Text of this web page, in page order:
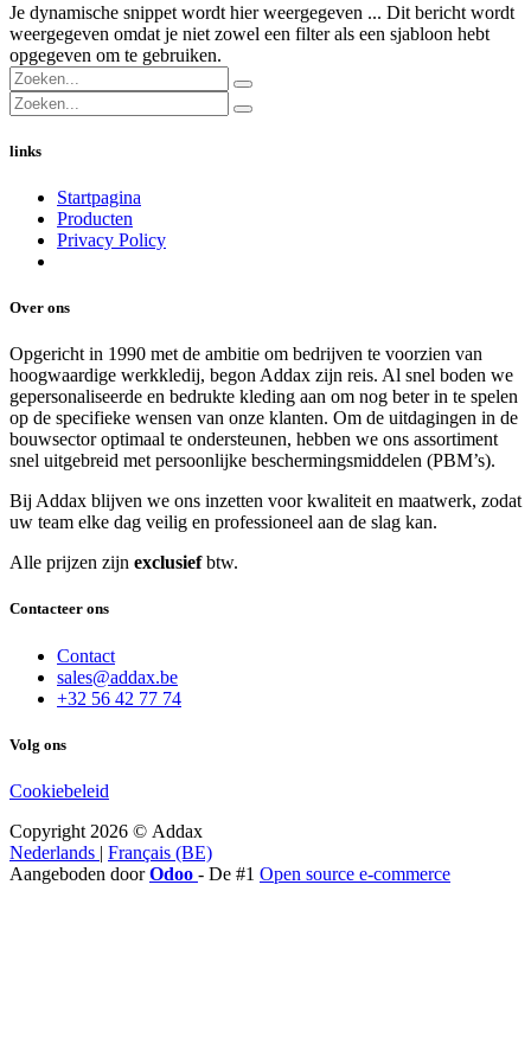
Je dynamische snippet wordt hier weergegeven ... Dit bericht wordt
weergegeven omdat je niet zowel een filter als een sjabloon hebt
opgegeven om te gebruiken.
links
Startpagina
Producten
Privacy Policy
Over ons
Opgericht in 1990 met de ambitie om bedrijven te voorzien van
hoogwaardige werkkledij, begon Addax zijn reis. Al snel boden we
gepersonaliseerde en bedrukte kleding aan om nog beter in te spelen
op de specifieke wensen van onze klanten. Om de uitdagingen in de
bouwsector optimaal te ondersteunen, hebben we ons assortiment
snel uitgebreid met persoonlijke beschermingsmiddelen (PBM’s).
Bij Addax blijven we ons inzetten voor kwaliteit en maatwerk, zodat
uw team elke dag veilig en professioneel aan de slag kan.
Alle prijzen zijn exclusiefbtw.
Contacteer ons
Contact
sales@addax.be
+32 56 42 77 74
Volg ons
Cookiebeleid
Copyright 2026 © Addax
Nederlands | Français (BE)
Aangeboden doorOdoo - De #1 Open source e-commerce